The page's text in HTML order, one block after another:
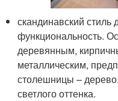
скандинавский стиль
функциональность.
деревянным,
металлическим,
столешницы –
светлого оттенка.